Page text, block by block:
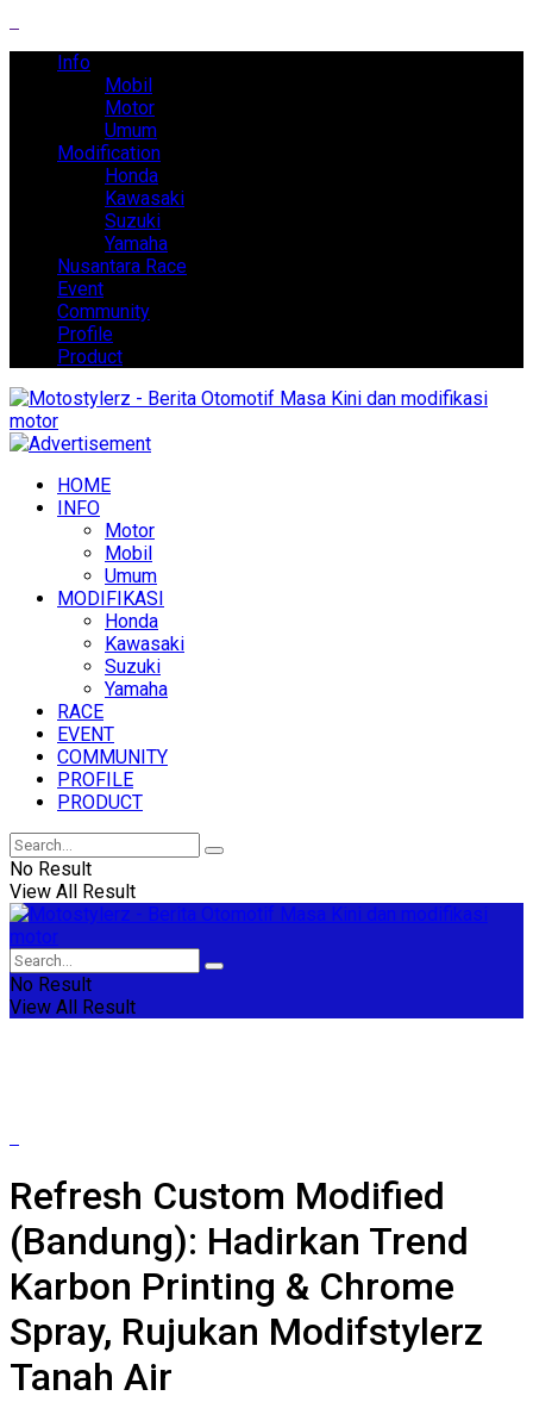
Info
Mobil
Motor
Umum
Modification
Honda
Kawasaki
Suzuki
Yamaha
Nusantara Race
Event
Community
Profile
Product
HOME
INFO
Motor
Mobil
Umum
MODIFIKASI
Honda
Kawasaki
Suzuki
Yamaha
RACE
EVENT
COMMUNITY
PROFILE
PRODUCT
No Result
View All Result
No Result
View All Result
Refresh Custom Modified
(Bandung): Hadirkan Trend
Karbon Printing & Chrome
Spray, Rujukan Modifstylerz
Tanah Air